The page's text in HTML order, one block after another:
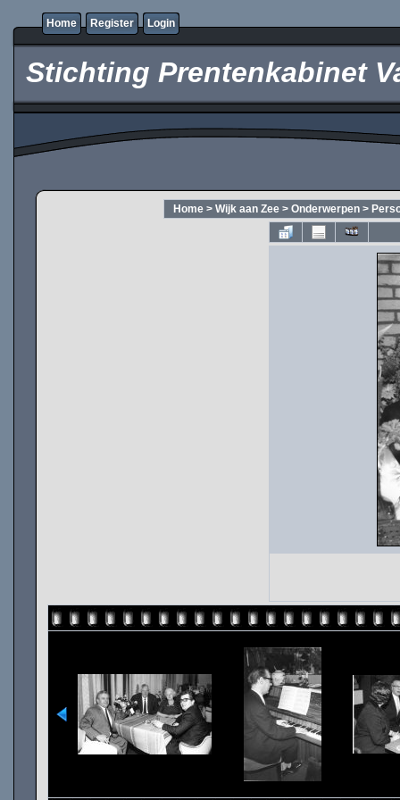
Home Register Login
Stichting Prentenkabinet
Home > Wijk aan Zee > Onderwerpen >